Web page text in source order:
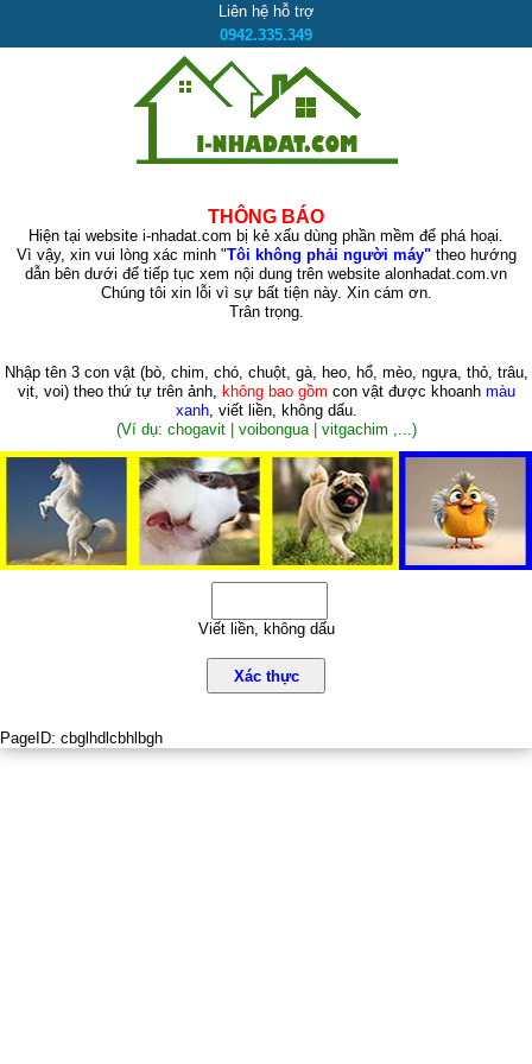
Liên hệ hỗ trợ
0942.335.349
THÔNG BÁO
Hiện tại website i-nhadat.com bị kẻ xấu dùng phần mềm để phá hoại.
Vì vậy, xin vui lòng xác minh "Tôi không phải người máy"theo hướng
dẫn bên dưới để tiếp tục xem nội dung trên website alonhadat.com.vn
Chúng tôi xin lỗi vì sự bất tiện này. Xin cám ơn.
Trân trọng.
Nhập tên 3 con vật (bò, chim, chó, chuột, gà, heo, hổ, mèo, ngựa, thỏ, trâu,
vịt, voi)theo thứ tự trên ảnh, không bao gồm con vật được khoanh màu
xanh, viết liền, không dấu.
(Ví dụ: chogavit | voibongua | vitgachim ,...)
Viết liền, không dấu
Xác thực
PageID: cbglhdlcbhlbgh